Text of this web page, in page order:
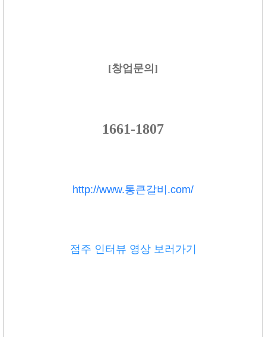
[창업문의]
1661-1807
http://www.통큰갈비.com/
점주 인터뷰 영상 보러가기